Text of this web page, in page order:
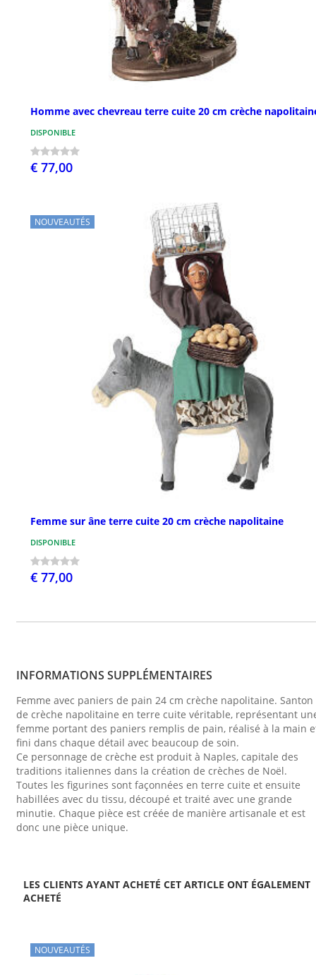
Homme avec chevreau terre cuite 20 cm crèche
DISPONIBLE
€ 77,00
NOUVEAUTÉS
Femme sur âne terre cuite 20 cm crèche napolitaine
DISPONIBLE
€ 77,00
INFORMATIONS SUPPLÉMENTAIRES
Femme avec paniers de pain 24 cm crèche napolitaine. Santon
de crèche napolitaine en terre cuite véritable, représentant
femme portant des paniers remplis de pain, réalisé à la main
fini dans chaque détail avec beaucoup de soin.
Ce personnage de crèche est produit à Naples, capitale des
traditions italiennes dans la création de crèches de Noël.
Toutes les figurines sont façonnées en terre cuite et ensuite
habillées avec du tissu, découpé et traité avec une grande
minutie. Chaque pièce est créée de manière artisanale et est
donc une pièce unique.
LES CLIENTS AYANT ACHETÉ CET ARTICLE ONT ÉGALEMENT
ACHETÉ
NOUVEAUTÉS